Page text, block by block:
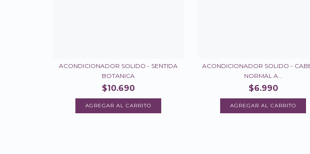
ACONDICIONADOR SOLIDO - SENTIDA
BOTANICA
$10.690
ACONDICIONADOR SOLIDO -
NORMAL A...
$6.990